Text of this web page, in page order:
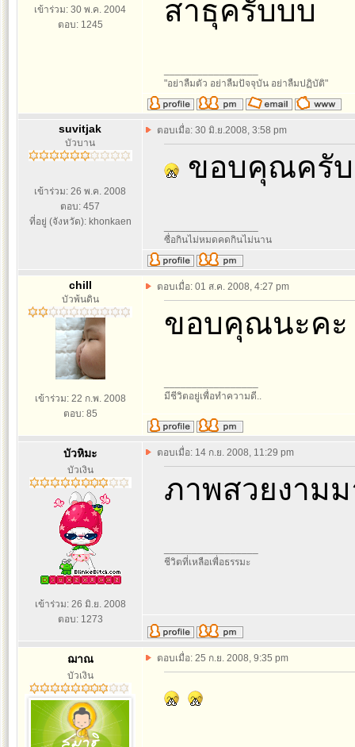
เข้าร่วม: 30 พ.ค. 2004
ตอบ: 1245
สาธุครับบบ
"อย่าลืมตัว อย่าลืมปัจจุบัน อย่าลืมปฏิบัติ"
suvitjak
บัวบาน
เข้าร่วม: 26 พ.ค. 2008
ตอบ: 457
ที่อยู่ (จังหวัด): khonkaen
ตอบเมื่อ: 30 มิ.ย.2008, 3:58 pm
ขอบคุณครั
ซื่อกินไม่หมดคดกินไม่นาน
chill
บัวพ้นดิน
เข้าร่วม: 22 ก.พ. 2008
ตอบ: 85
ตอบเมื่อ: 01 ส.ค. 2008, 4:27 pm
ขอบคุณนะค
มีชีวิตอยู่เพื่อทำความดี..
บัวหิมะ
บัวเงิน
เข้าร่วม: 26 มิ.ย. 2008
ตอบ: 1273
ตอบเมื่อ: 14 ก.ย. 2008, 11:29 pm
ภาพสวยงาม
ชีวิตที่เหลือเพื่อธรรมะ
ฌาณ
บัวเงิน
ตอบเมื่อ: 25 ก.ย. 2008, 9:35 pm